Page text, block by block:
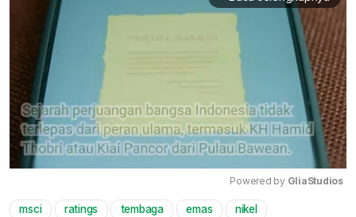
Powered by GliaStudios
msci ratings tembaga emas nikel